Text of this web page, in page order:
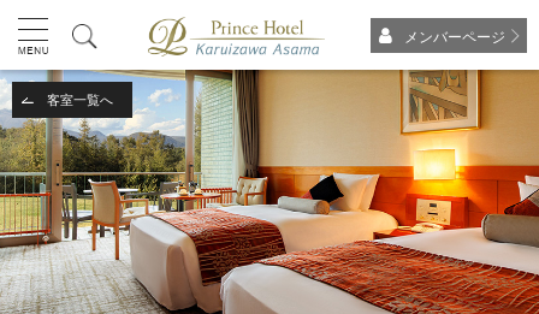
メンバーページ
客室一覧へ